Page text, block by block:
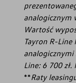
analogicznym
Wartość
Tayron R-Line
Line: 6 700 zł.
**Raty